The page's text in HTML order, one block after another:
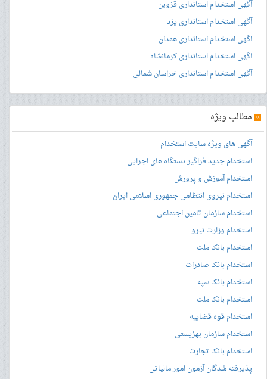
آگهی استخدام استانداری قزوین
آگهی استخدام استانداری یزد
آگهی استخدام استانداری همدان
آگهی استخدام استانداری کرمانشاه
آگهی استخدام استانداری خراسان شمالی
» مطالب ویژه
آگهی های ویژه سایت استخدام
استخدام جدید فراگیر دستگاه های اجرایی
استخدام آموزش و پرورش
استخدام نیروی انتظامی جمهوری اسلامی ایران
استخدام سازمان تامین اجتماعی
استخدام وزارت نیرو
استخدام بانک ملت
استخدام بانک صادرات
استخدام بانک سپه
استخدام بانک ملت
استخدام قوه قضاییه
استخدام سازمان بهزیستی
استخدام بانک تجارت
پذیرفته شدگان آزمون امور مالیاتی